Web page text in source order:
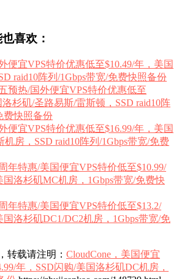
喜欢：
便宜VPS特价优惠低至$10.49/年，美国
raid10阵列/1Gbps带宽/免费快照备份
预热/国外便宜VPS特价优惠低至
洛杉矶/圣路易斯/雷斯顿，SSD raid10阵
费快照备份
便宜VPS特价优惠低至$16.99/年，美国
房，SSD raid10阵列/1Gbps带宽/免费
年特惠/美国便宜VPS特价低至$10.99/
国洛杉矶MC机房，1Gbps带宽/免费快
年特惠/美国便宜VPS特价低至$13.2/
国洛杉矶DC1/DC2机房，1Gbps带宽/免
转载请注明： CloudCone，美国便宜
年，SSD闪购/美国洛杉矶DC机房，